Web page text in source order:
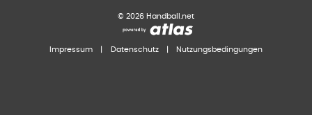
© 2026 Handball.net
Impressum Datenschutz Nutzungsbedingungen